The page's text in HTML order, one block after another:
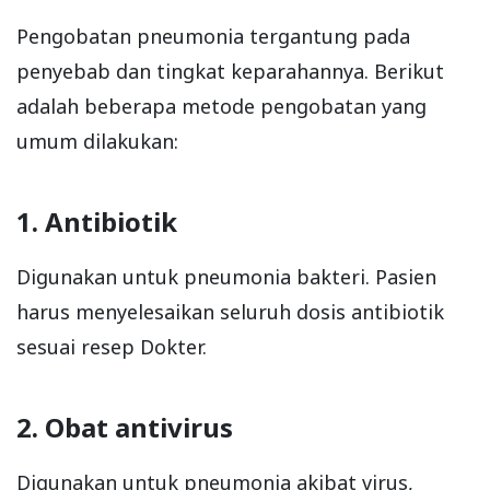
Pengobatan pneumonia tergantung pada
penyebab dan tingkat keparahannya. Berikut
adalah beberapa metode pengobatan yang
umum dilakukan:
1. Antibiotik
Digunakan untuk pneumonia bakteri. Pasien
harus menyelesaikan seluruh dosis antibiotik
sesuai resep Dokter.
2. Obat antivirus
Digunakan untuk pneumonia akibat virus,